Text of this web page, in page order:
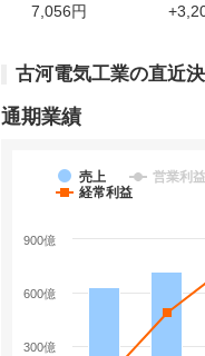
7,056円
古河電気工業の直近
通期業績
売上 営業利益
経常利益
300億
600億
900億